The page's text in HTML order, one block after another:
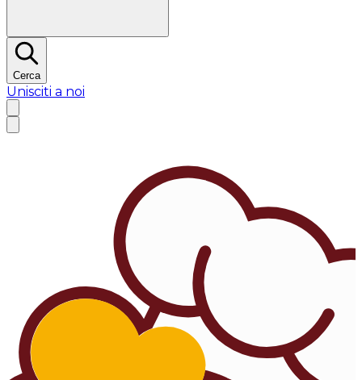
Cerca
Unisciti a noi